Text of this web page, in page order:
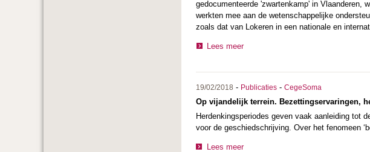
gedocumenteerde 'zwartenkamp' in Vlaanderen,
werkten mee aan de wetenschappelijke
zoals dat van Lokeren in een nationale en
Lees meer
19/02/2018 - Publicaties - CegeSoma
Op vijandelijk terrein. Bezettingservaringen,
Herdenkingsperiodes geven vaak aanleiding tot
voor de geschiedschrijving. Over het fenomeen
Lees meer